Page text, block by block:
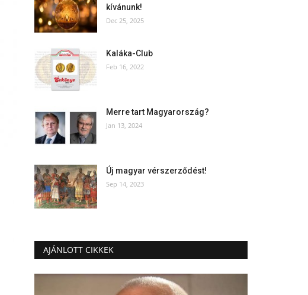
kívánunk!
Dec 25, 2025
Kaláka-Club
Feb 16, 2022
Merre tart Magyarország?
Jan 13, 2024
Új magyar vérszerződést!
Sep 14, 2023
AJÁNLOTT CIKKEK